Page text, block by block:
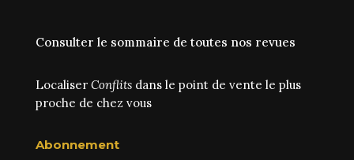
Consulter le sommaire de toutes nos revues
Localiser Conflitsdans le point de vente le plus
proche de chez vous
Abonnement